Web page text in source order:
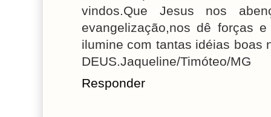
vindos.Que Jesus nos
evangelização,nos dê forças
ilumine com tantas idéias boas
DEUS.Jaqueline/Timóteo/MG
Responder